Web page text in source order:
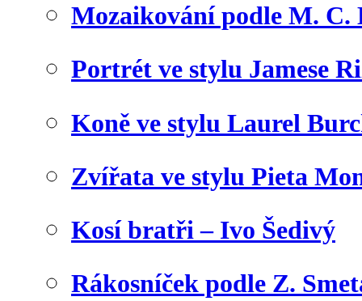
Mozaikování podle M. C.
Portrét ve stylu Jamese
Koně ve stylu Laurel
Zvířata ve stylu Pieta
Kosí bratři – Ivo Šedivý
Rákosníček podle Z.